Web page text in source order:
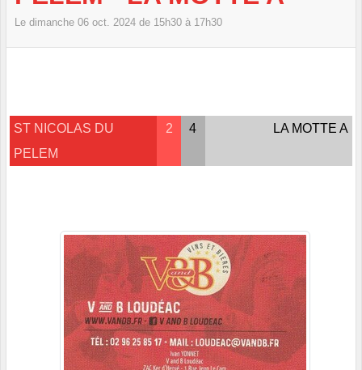
Le dimanche 06 oct. 2024 de 15h30 à 17h30
ST NICOLAS DU
PELEM
2 4 LA MOTTE A